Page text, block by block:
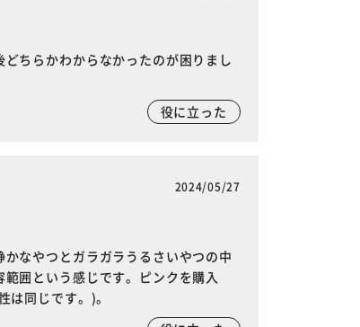
ちらかわからなかったのが困りまし
役に立った
2024/05/27
なやつとガラガラうるさいやつの中
囲という感じです。ピンクを購入
同じです。)。